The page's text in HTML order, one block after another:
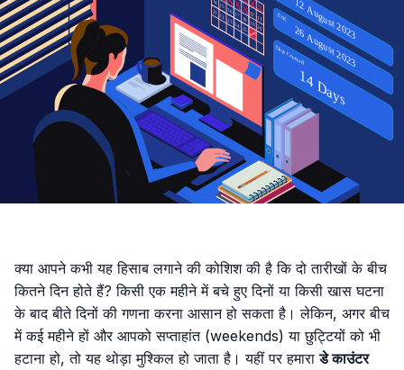
क्या आपने कभी यह हिसाब लगाने की कोशिश की है कि दो तारीखों के बीच
कितने दिन होते हैं? किसी एक महीने में बचे हुए दिनों या किसी खास घटना
के बाद बीते दिनों की गणना करना आसान हो सकता है। लेकिन, अगर बीच
में कई महीने हों और आपको सप्ताहांत (weekends) या छुट्टियों को भी
हटाना हो, तो यह थोड़ा मुश्किल हो जाता है। यहीं पर हमाराडे काउंटर